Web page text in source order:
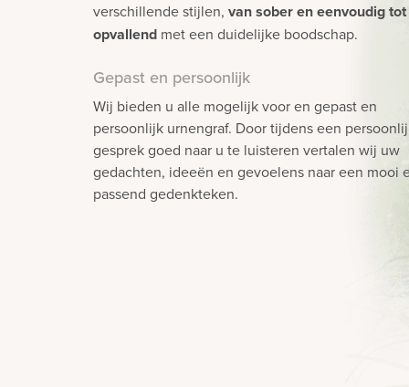
verschillende stijlen, van sober en eenvoudig tot
opvallend met een duidelijke boodschap.
Gepast en persoonlijk
Wij bieden u alle mogelijk voor en gepast en
persoonlijk urnengraf. Door tijdens een
gesprek goed naar u te luisteren vertalen wij uw
gedachten, ideeën en gevoelens naar een mooi
passend gedenkteken.